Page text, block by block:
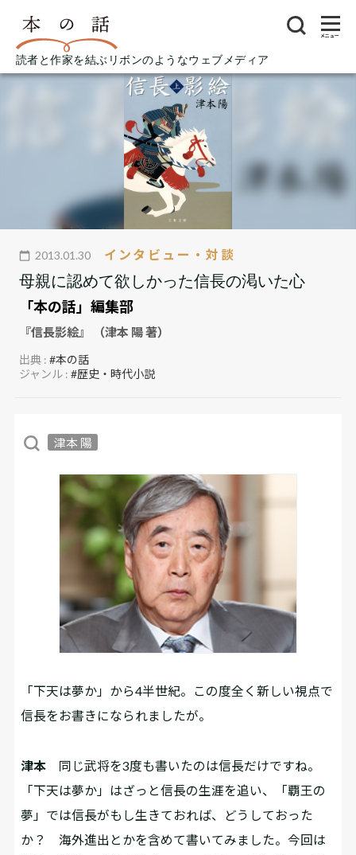
読者と作家を結ぶリボンのようなウェブメディア
メニュー
2013.01.30 インタビュー・対談
母親に認めて欲しかった信長の渇いた心
「本の話」編集部
『信長影絵』 （津本 陽 著）
出典 :#本の話
ジャンル :#歴史・時代小説
津本 陽
――「下天は夢か」から4半世紀。この度全く新しい視点で
信長をお書きになられましたが。
津本 同じ武将を3度も書いたのは信長だけですね。
「下天は夢か」はざっと信長の生涯を追い、「覇王の
夢」では信長がもし生きておれば、どうしておった
か？ 海外進出とかを含めて書いてみました。今回は